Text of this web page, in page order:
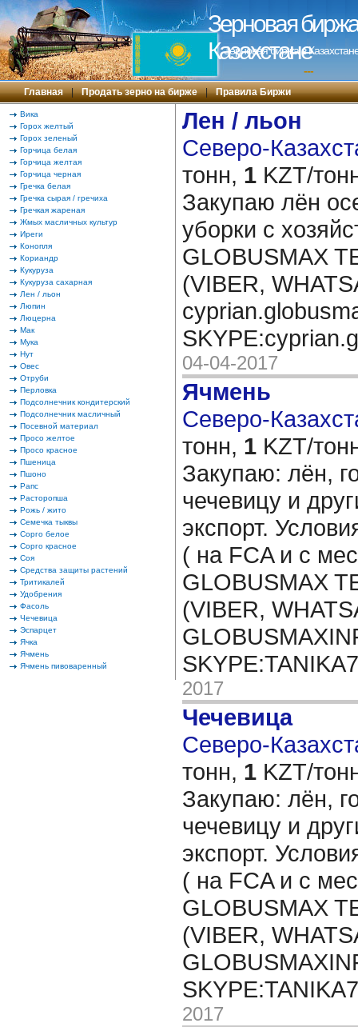
Зерновая
Казахстане
Зерновая биржа в
---
Главная | Продать зерно на бирже | Правила Биржи
Вика
Горох желтый
Горох зеленый
Горчица белая
Горчица желтая
Горчица черная
Гречка белая
Гречка сырая / гречиха
Гречкая жареная
Жмых масличных культур
Иреги
Конопля
Кориандр
Кукуруза
Кукуруза сахарная
Лен / льон
Люпин
Люцерна
Мак
Мука
Нут
Овес
Отруби
Перловка
Подсолнечник кондитерский
Подсолнечник масличный
Посевной материал
Просо желтое
Просо красное
Пшеница
Пшоно
Рапс
Расторопша
Рожь / жито
Семечка тыквы
Сорго белое
Сорго красное
Соя
Средства защиты растений
Тритикалей
Удобрения
Фасоль
Чечевица
Эспарцет
Ячка
Ячмень
Ячмень пивоваренный
Лен / льон
Северо-
тонн, 1 KZT/
Закупаю лён
уборки с
GLOBUSMAX
(VIBER,
04-04-2017
Ячмень
Северо-
тонн, 1 KZT/
Закупаю: лён,
чечевицу и
экспорт.
( на FCA и с
GLOBUSMAX
(VIBER,
2017
Чечевица
Северо-
тонн, 1 KZT/
Закупаю: лён,
чечевицу и
экспорт.
( на FCA и с
GLOBUSMAX
(VIBER,
2017